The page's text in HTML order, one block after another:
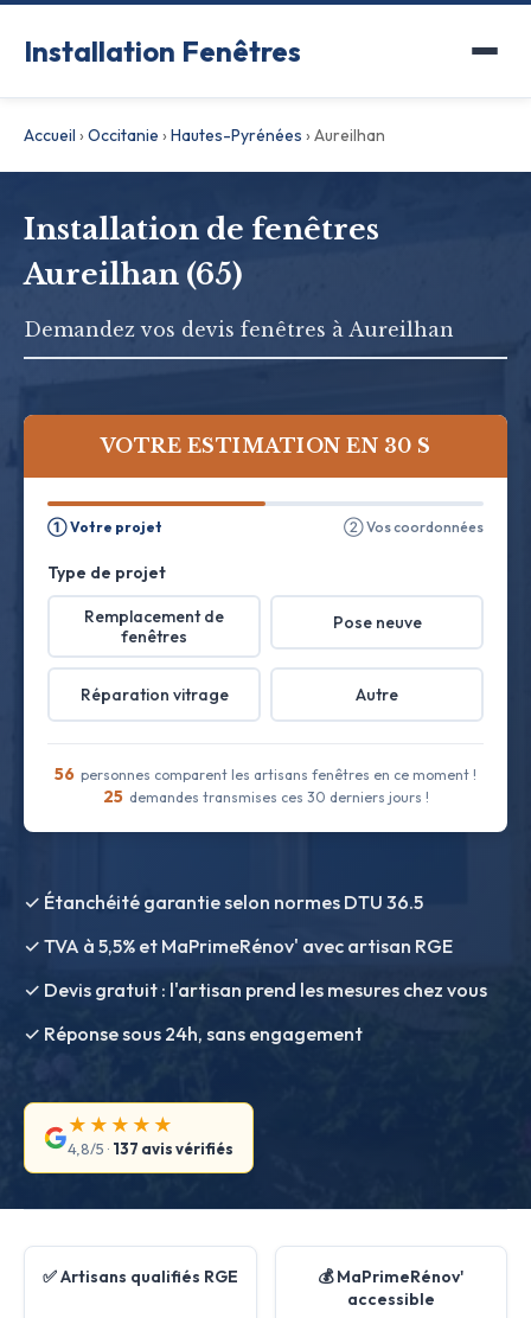
Installation Fenêtres
Accueil ›Occitanie ›Hautes-Pyrénées ›Aureilhan
Installation de fenêtres
Aureilhan (65)
Demandez vos devis fenêtres à Aureilhan
VOTRE ESTIMATION EN 30 S
① Votre projet ② Vos coordonnées
Type de projet
Remplacement de
fenêtres
Pose neuve
Réparation vitrage Autre
56 personnes comparent les artisans fenêtres en ce moment !
25 demandes transmises ces 30 derniers jours !
✓ Étanchéité garantie selon normes DTU 36.5
✓ TVA à 5,5% et MaPrimeRénov' avec artisan RGE
✓ Devis gratuit : l'artisan prend les mesures chez vous
✓ Réponse sous 24h, sans engagement
★★★★★
4,8/5 · 137 avis vérifiés
✅ Artisans qualifiés RGE
💰 MaPrimeRénov'
accessible